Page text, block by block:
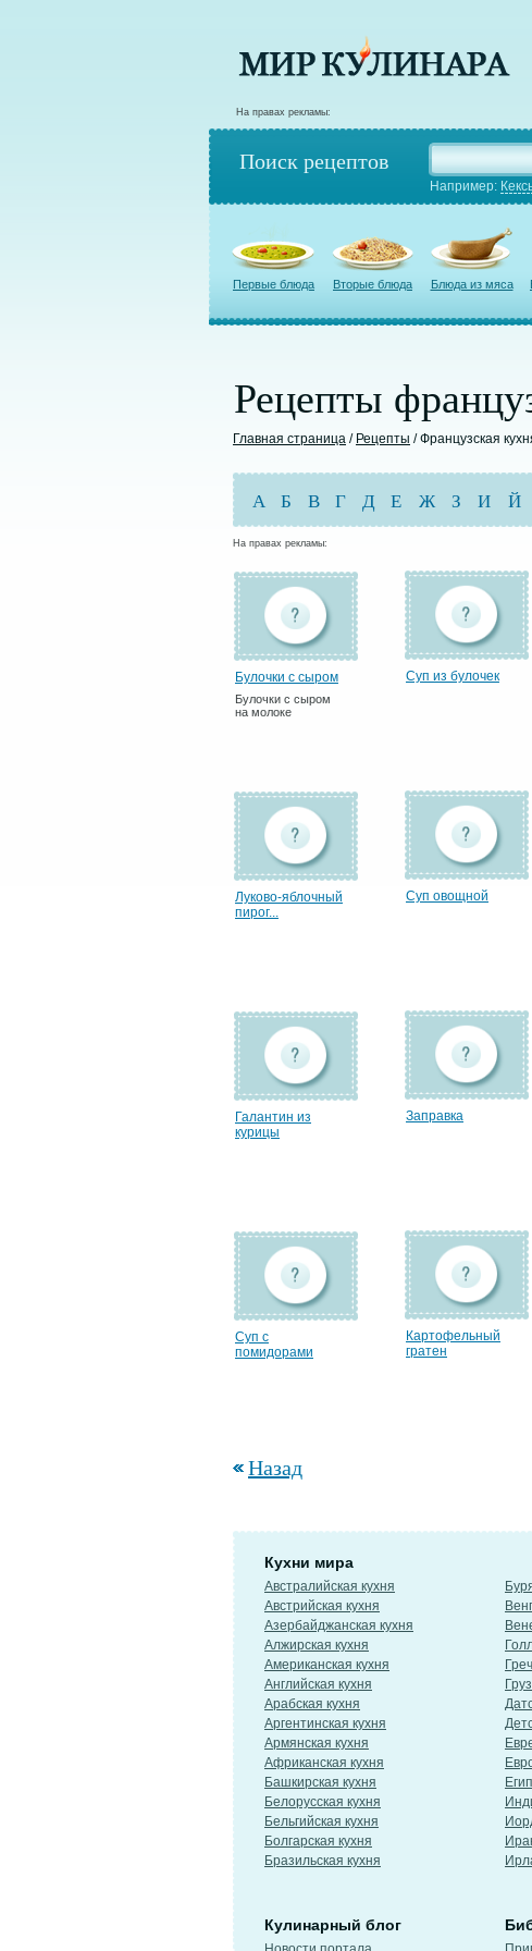
На правах рекламы:
Поиск рецептов
Например:
Первые блюда Вторые блюда Блюда из мяса
Рецепты
Главная страница / Рецепты / Французская
А Б В Г Д Е Ж З И Й
На правах рекламы:
Булочки с сыром
Булочки с сыром
на молоке
Суп из булочек
Луково-яблочный
пирог...
Суп овощной
Галантин из
курицы
Заправка
Суп с
помидорами
Картофельный
гратен
Назад
Кухни мира
Австралийская кухня
Австрийская кухня
Азербайджанская кухня
Алжирская кухня
Американская кухня
Английская кухня
Арабская кухня
Аргентинская кухня
Армянская кухня
Африканская кухня
Башкирская кухня
Белорусская кухня
Бельгийская кухня
Болгарская кухня
Бразильская кухня
Кулинарный блог